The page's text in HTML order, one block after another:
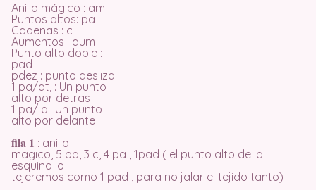
Anillo mágico : am
Puntos altos: pa
Cadenas : c
Aumentos : aum
Punto alto doble :
pad
pdez : punto desliza
1 pa/dt, : Un punto
alto por detras
1 pa/ dl: Un punto
alto por delante
fila 1 : anillo
magico, 5 pa, 3 c, 4 pa , 1pad ( el punto alto de la
esquina lo
tejeremos como 1 pad , para no jalar el tejido tanto)